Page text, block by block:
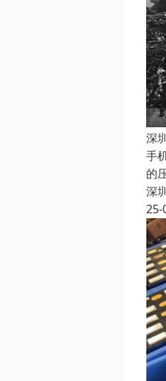
深
手
的
深
25-